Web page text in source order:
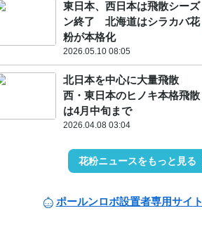
東日本、西日本は飛散シーズ
ン終了 北海道はシラカバ花
粉が本格化
2026.05.10 08:05
北日本を中心に大量飛散
西・東日本のヒノキ本格飛散
は4月中旬まで
2026.04.08 03:04
花粉ニュースをもっと見る
ポールンロボ設置者専用サイト